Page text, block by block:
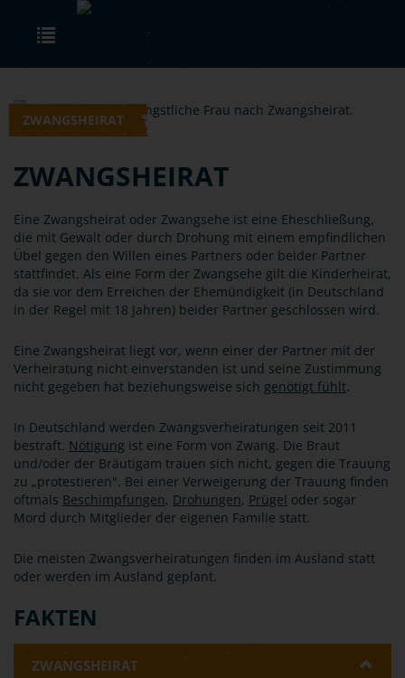
Skip to main content
ZWANGSHEIRAT
ZWANGSHEIRAT
Eine Zwangsheirat oder Zwangsehe ist eine Eheschließung,
die mit Gewalt oder durch Drohung mit einem empfindlichen
Übel gegen den Willen eines Partners oder beider Partner
stattfindet. Als eine Form der Zwangsehe gilt die Kinderheirat,
da sie vor dem Erreichen der Ehemündigkeit (in Deutschland
in der Regel mit 18 Jahren) beider Partner geschlossen wird.
Eine Zwangsheirat liegt vor, wenn einer der Partner mit der
Verheiratung nicht einverstanden ist und seine Zustimmung
nicht gegeben hat beziehungsweise sich genötigt fühlt.
In Deutschland werden Zwangsverheiratungen seit 2011
bestraft. Nötigung ist eine Form von Zwang. Die Braut
und/oder der Bräutigam trauen sich nicht, gegen die Trauung
zu „protestieren". Bei einer Verweigerung der Trauung finden
oftmals Beschimpfungen, Drohungen, Prügel oder sogar
Mord durch Mitglieder der eigenen Familie statt.
Die meisten Zwangsverheiratungen finden im Ausland statt
oder werden im Ausland geplant.
FAKTEN
ZWANGSHEIRAT